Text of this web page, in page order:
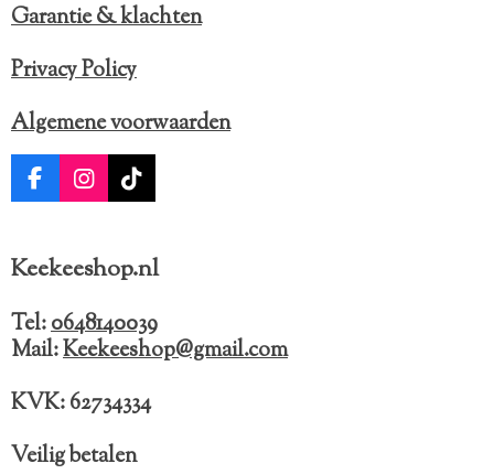
Garantie & klachten
Privacy Policy
Algemene voorwaarden
F
b
o
k
I
a
r
a
m
T
o
Keekeeshop.nl
Tel:0648140039
Mail:Keekeeshop@gmail.com
KVK: 62734334
Veilig betalen